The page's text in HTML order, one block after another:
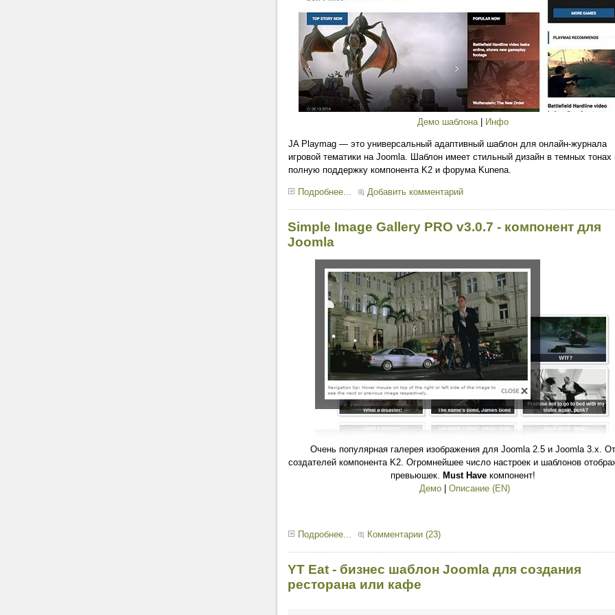
Демо шаблона| Инфо
JA Playmag — это универсальный адаптивный шаблон для онлайн-журнала
игровой тематики на Joomla. Шаблон имеет стильный дизайн в темных тонах
полную поддержку компонента K2 и форума Kunena.
Подробнее... Добавить комментарий
Simple Image Gallery PRO v3.0.7 - компонент для
Joomla
Очень популярная галерея изображения для Joomla 2.5 и Joomla 3.x.
создателей компонента K2. Огромнейшее число настроек и шаблонов
превьюшек. Must Have компонент!
Демо| Описание (EN)
Подробнее... Комментарии (23)
YT Eat - бизнес шаблон Joomla для создания
ресторана или кафе